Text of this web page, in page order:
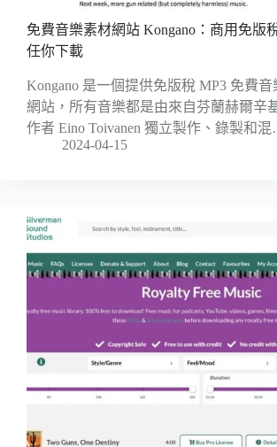
免費音樂素材網站 Kongano：商用免版
任你下載
Kongano 是一個提供免版稅 MP3 免費音
網站，所有音樂都是由來自芬蘭赫爾辛
作者 Eino Toivanen 獨立製作、錄製和
2024-04-15